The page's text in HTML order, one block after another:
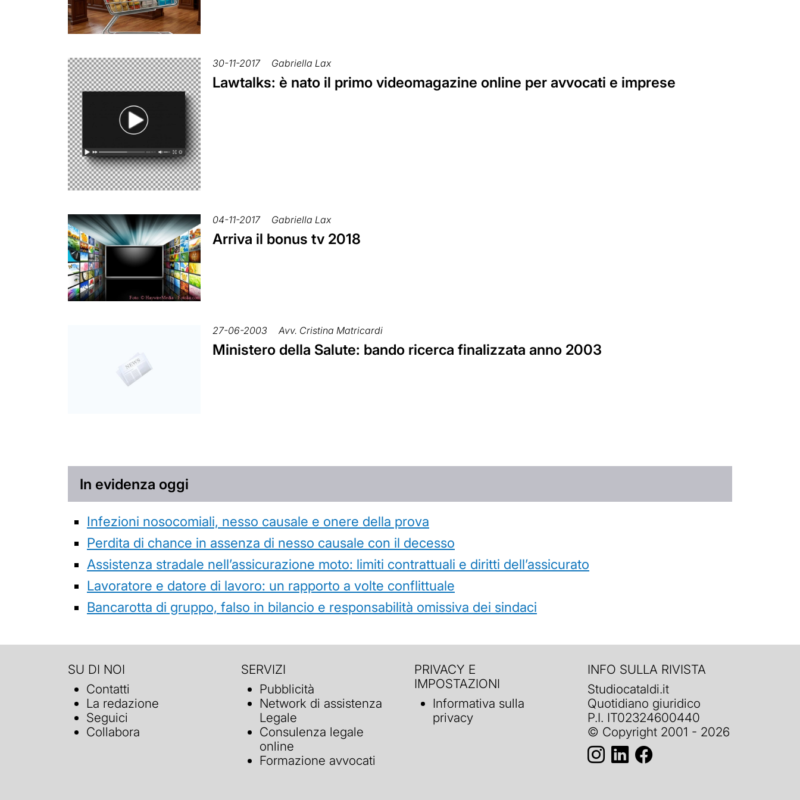
30-11-2017 Gabriella Lax
Lawtalks: è nato il primo videomagazine online per avvocati e imprese
04-11-2017 Gabriella Lax
Arriva il bonus tv 2018
27-06-2003 Avv. Cristina Matricardi
Ministero della Salute: bando ricerca finalizzata anno 2003
In evidenza oggi
Infezioni nosocomiali, nesso causale e onere della prova
Perdita di chance in assenza di nesso causale con il decesso
Assistenza stradale nell’assicurazione moto: limiti contrattuali e diritti dell’assicurato
Lavoratore e datore di lavoro: un rapporto a volte conflittuale
Bancarotta di gruppo, falso in bilancio e responsabilità omissiva dei sindaci
SU DI NOI
Contatti
La redazione
Seguici
Collabora
SERVIZI
Pubblicità
Network di assistenza
Legale
Consulenza legale
online
Formazione avvocati
PRIVACY E
IMPOSTAZIONI
Informativa sulla
privacy
INFO SULLA RIVISTA
Studiocataldi.it
Quotidiano giuridico
P.I. IT02324600440
© Copyright 2001 - 2026